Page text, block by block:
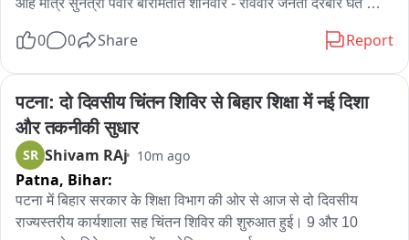
को मजबूर हुए। लाहोरिजान रेलवे टनल के पास पानी का तेज बहाव देखकर
कि किसी प्रकार की जनहानि नहीं हुई।
सड़क, पुल और स्कूल भी डूबे
केवल लाहोरिजान ही नहीं, बलिपथार, जपराजान और देओपानी इलाकों में भी
पहाड़ों से आए पानी ने तबाही मचाई है। राष्ट्रीय राजमार्ग NH-39 सहित कई
घरों, दुकानों और स्कूलों में पानी भर गया है। देर रात अचानक पानी गांव में
घुसने से लोगों के बीच अफरातफरी मच गई。
आहे मात्र सुनेत्रा पवार बारामतीत शनिवार - रविवार जनता दरबार घेत
दौऱ्यात शामिल होऊ शकल्या नाही असं स्पष्टीकरण राष्ट्रवादी काँग्रेसचे
0 0 Share Report
पटना: दो दिवसीय चिंतन शिविर से बिहार शिक्षा में नई दिशा
और तकनीकी सुधार
SR Shivam RAj 10m ago
Patna, Bihar:
पटना में बिहार सरकार के शिक्षा विभाग की ओर से आज से दो दिवसीय
राज्यस्तरीय कार्यशाला सह चिंतन शिविर की शुरुआत हुई। 9 और 10